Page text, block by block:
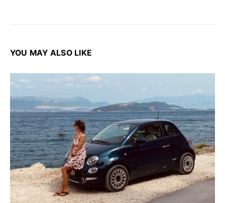
YOU MAY ALSO LIKE